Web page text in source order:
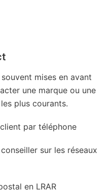
mises en avant
une marque ou une
plus courants.
par téléphone
sur les réseaux
en LRAR